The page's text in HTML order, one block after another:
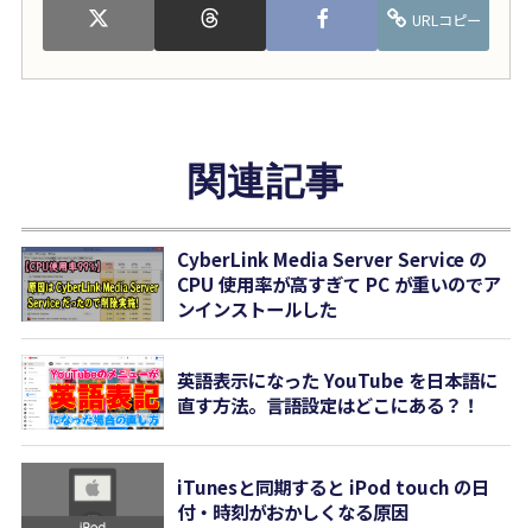
URLコピー
関連記事
CyberLink Media Server Service の
CPU 使用率が高すぎて PC が重いのでア
ンインストールした
英語表示になった YouTube を日本語に
直す方法。言語設定はどこにある？！
iTunesと同期すると iPod touch の日
付・時刻がおかしくなる原因